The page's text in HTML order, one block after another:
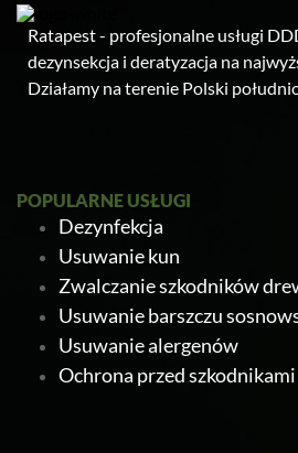
Ratapest - profesjonalne usługi
dezynsekcja i deratyzacja na
Działamy na terenie Polski
POPULARNE USŁUGI
Dezynfekcja
Usuwanie kun
Zwalczanie szkodników
Usuwanie barszczu
Usuwanie alergenów
Ochrona przed